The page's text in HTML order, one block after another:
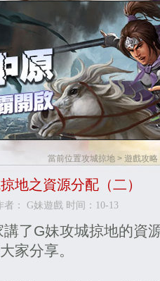
Facebook快速登入
Google快速登入
當前位置攻城掠地 > 遊戲攻略
地之資源分配（二）
者： G妹遊戲 时间：10-13
了G妹攻城掠地的資
家分享。